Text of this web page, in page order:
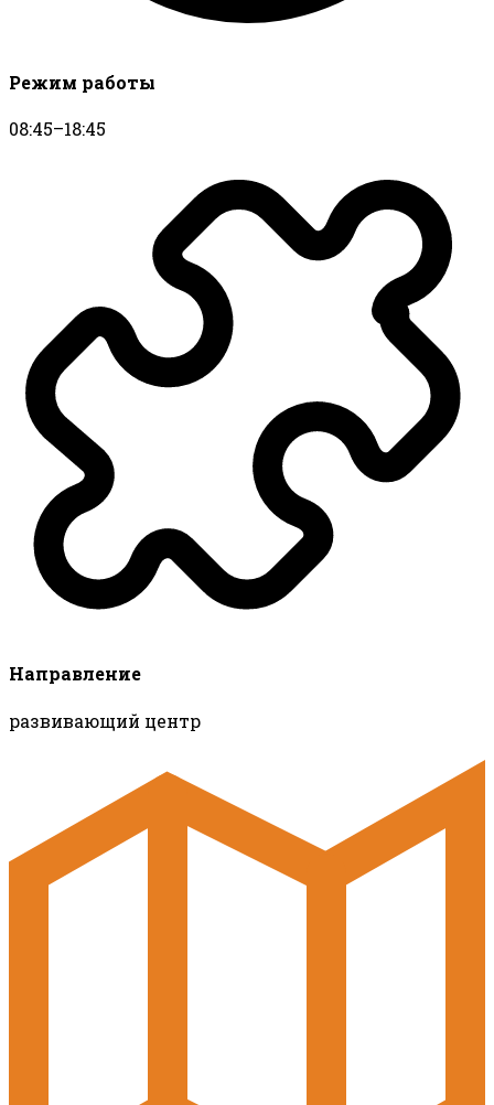
Режим работы
08:45–18:45
Направление
развивающий центр